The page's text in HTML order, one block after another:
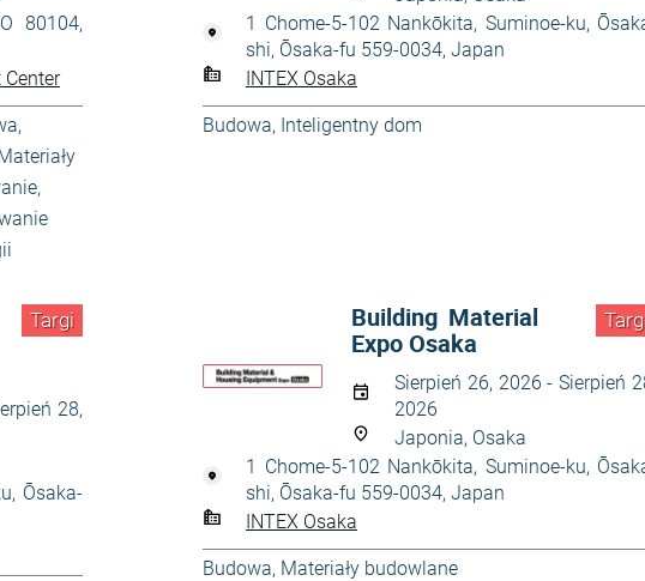
80104,
,
1 Chome-5-102 Nankōkita, Suminoe-ku,
shi, Ōsaka-fu 559-0034, Japan
INTEX Osaka
Budowa, Inteligentny dom
Targi
28,
Ōsaka-
Building Material
Expo Osaka
Sierpień 26, 2026 - Sierpień
2026
Japonia, Osaka
1 Chome-5-102 Nankōkita, Suminoe-ku,
shi, Ōsaka-fu 559-0034, Japan
INTEX Osaka
Budowa, Materiały budowlane